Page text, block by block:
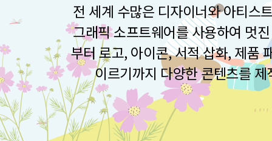
전 세계 수많은 디자이너와 아티스
그래픽 소프트웨어를 사용하여 멋
부터 로고, 아이콘, 서적 삽화, 제품
이르기까지 다양한 콘텐츠를